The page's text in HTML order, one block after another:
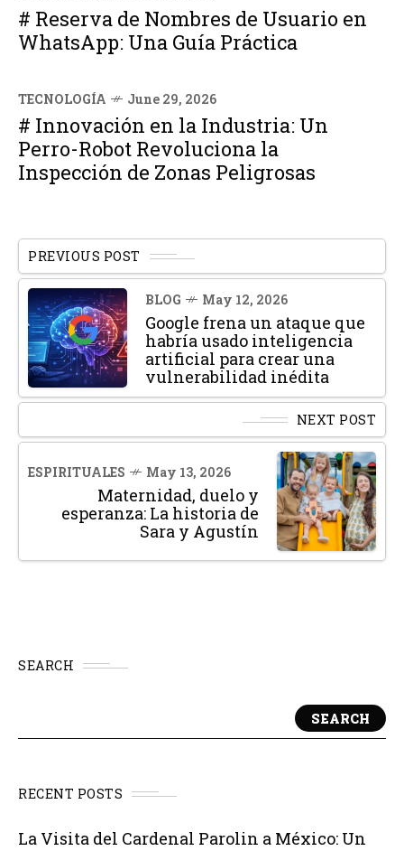
# Reserva de Nombres de Usuario en
WhatsApp: Una Guía Práctica
TECNOLOGÍA June 29, 2026
# Innovación en la Industria: Un
Perro-Robot Revoluciona la
Inspección de Zonas Peligrosas
PREVIOUS POST
BLOG May 12, 2026
Google frena un ataque que
habría usado inteligencia
artificial para crear una
vulnerabilidad inédita
NEXT POST
ESPIRITUALES May 13, 2026
Maternidad, duelo y
esperanza: La historia de
Sara y Agustín
SEARCH
SEARCH
RECENT POSTS
La Visita del Cardenal Parolin a México: Un